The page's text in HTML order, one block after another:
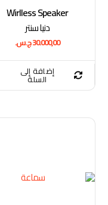
Wirlless Speaker
دنيا سنتر
30.000,00ج.س.
إضافة إلى
السلة